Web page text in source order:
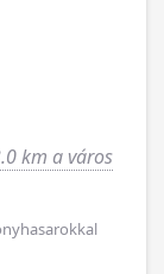
km a város